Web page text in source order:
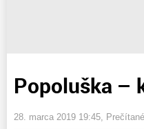
Popoluška –
28. marca 2019 19:45 ,